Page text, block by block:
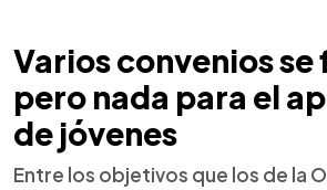
Varios convenios
pero nada para el
de jóvenes
Entre los objetivos que los de la